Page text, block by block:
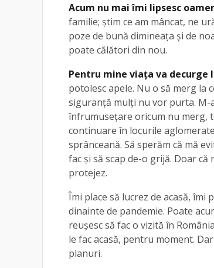
Acum nu mai îmi lipsesc
familie; știm ce am mâncat, ne
poze de bună dimineața și de
poate călători din nou.
Pentru mine viața va decurge
potolesc apele. Nu o să merg la
siguranță mulți nu vor purta. M-
înfrumusețare oricum nu merg,
continuare în locurile
sprânceană. Să sperăm că mă
fac și să scap de-o grijă. Doar
protejez.
Îmi place să lucrez de acasă,
dinainte de pandemie. Poate
reușesc să fac o vizită în
le fac acasă, pentru moment.
planuri.